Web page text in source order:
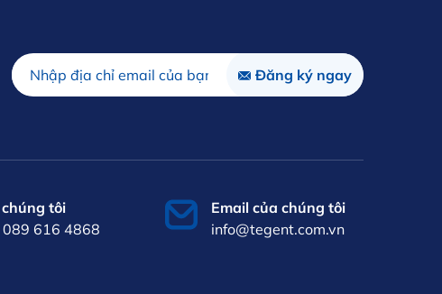
chúng tôi
089 616 4868
Email của chúng tôi
info@tegent.com.vn